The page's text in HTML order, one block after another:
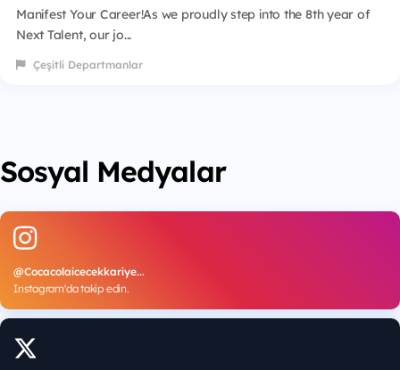
Manifest Your Career!As we proudly step into the 8th year of
Next Talent, our jo...
Çeşitli Departmanlar
Sosyal Medyalar
@Cocacolaicecekkariye...
Instagram'da takip edin.